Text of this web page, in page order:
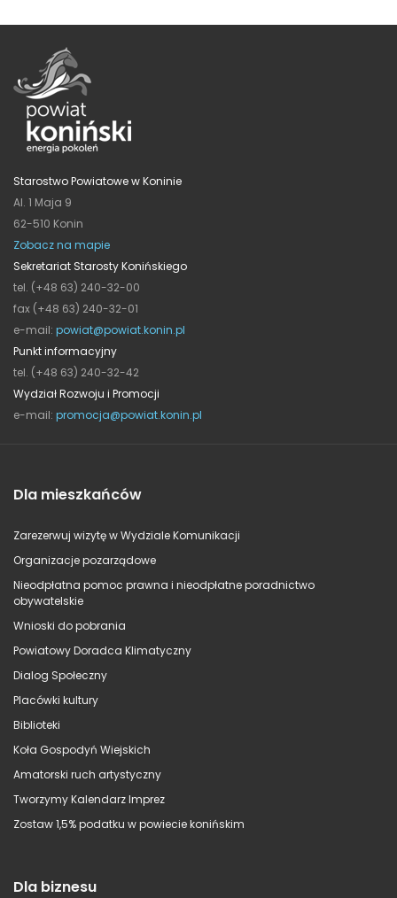
Starostwo Powiatowe w Koninie
Al. 1 Maja 9
62-510 Konin
Zobacz na mapie
Sekretariat Starosty Konińskiego
tel. (+48 63) 240-32-00
fax (+48 63) 240-32-01
e-mail: powiat@powiat.konin.pl
Punkt informacyjny
tel. (+48 63) 240-32-42
Wydział Rozwoju i Promocji
e-mail: promocja@powiat.konin.pl
Dla mieszkańców
Zarezerwuj wizytę w Wydziale Komunikacji
Organizacje pozarządowe
Nieodpłatna pomoc prawna i nieodpłatne poradnictwo
obywatelskie
Wnioski do pobrania
Powiatowy Doradca Klimatyczny
Dialog Społeczny
Placówki kultury
Biblioteki
Koła Gospodyń Wiejskich
Amatorski ruch artystyczny
Tworzymy Kalendarz Imprez
Zostaw 1,5% podatku w powiecie konińskim
Dla biznesu